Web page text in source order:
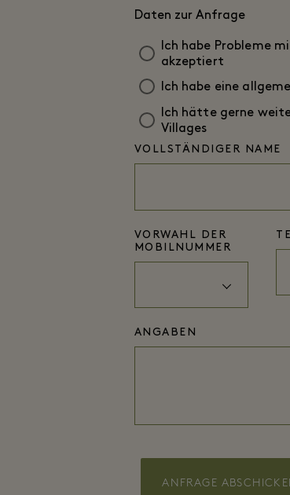
Daten zur Anfrage
Ich habe Probleme
akzeptiert
Ich habe eine
Ich hätte gerne
Villages
VOLLSTÄNDIGER NAME
VORWAHL DER
MOBILNUMMER
ANGABEN
ANFRAGE